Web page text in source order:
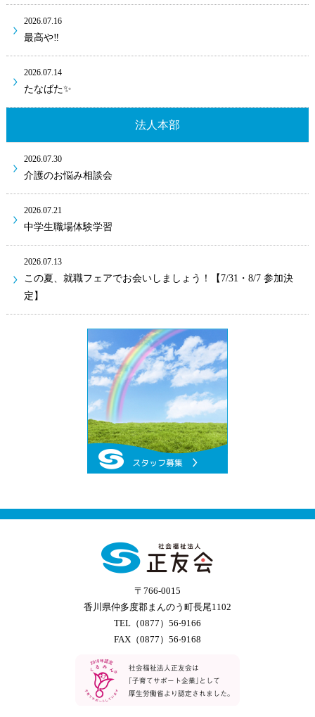
2026.07.16
最高や‼
2026.07.14
たなばた✨
法人本部
2026.07.30
介護のお悩み相談会
2026.07.21
中学生職場体験学習
2026.07.13
この夏、就職フェアでお会いしましょう！【7/31・8/7 参加決
定】
〒766-0015
香川県仲多度郡まんのう町長尾1102
TEL（0877）56-9166
FAX（0877）56-9168